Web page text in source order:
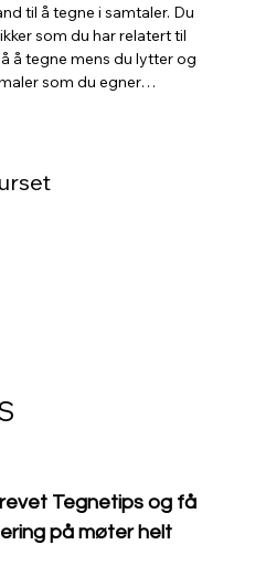
til å tegne i samtaler. Du
som du har relatert til
å tegne mens du lytter og
som du egner…
Tegnetips og få
på møter helt